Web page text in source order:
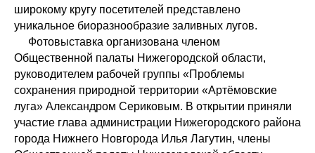
широкому кругу посетителей представлено
уникальное биоразнообразие заливных лугов.
Фотовыставка организована членом
Общественной палаты Нижегородской области,
руководителем рабочей группы «Проблемы
сохранения природной территории «Артёмовские
луга» Александром Сериковым. В открытии приняли
участие глава администрации Нижегородского района
города Нижнего Новгорода Илья Лагутин, члены